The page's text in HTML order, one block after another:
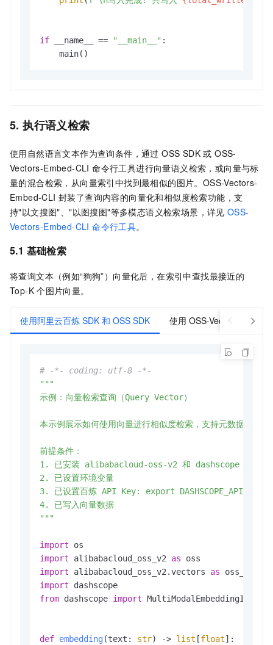
if __name__ == "__main__" :
    main()
5. 执行语义检索
使用自然语言文本作为查询条件，通过 OSS SDK 或 OSS-
Vectors-Embed-CLI 命令行工具进行向量语义检索，或向量与标
量的混合检索，从向量索引中找到最相似的图片。OSS-Vectors-
Embed-CLI 封装了查询内容的向量化和相似度检索功能，支
持"以文搜图"、"以图搜图"等多模态语义检索场景，详见 OSS-
Vectors-Embed-CLI 命令行工具。
5.1 基础检索
将查询文本（例如“狗狗”）向量化后，在索引中查找最接近的
Top-K 个图片向量。
使用阿里云百炼 SDK 和 OSS SDK 使用 OSS-Vectors-
# -*- coding: utf-8 -*-
"""
示例：向量检索查询（Query Vector）
本示例展示如何使用向量进行相似度检索，支持元数据过滤。
前提条件：
1. 已安装 alibabacloud-oss-v2 和 dashscope
2. 已设置环境变量
3. 已设置百炼 API Key: export
4. 已写入向量数据
"""
import
import alibabacloud_oss_v2 as
import alibabacloud_oss_v2.vectors as
import
from dashscope import
def embedding(text: str) -> list [float]: